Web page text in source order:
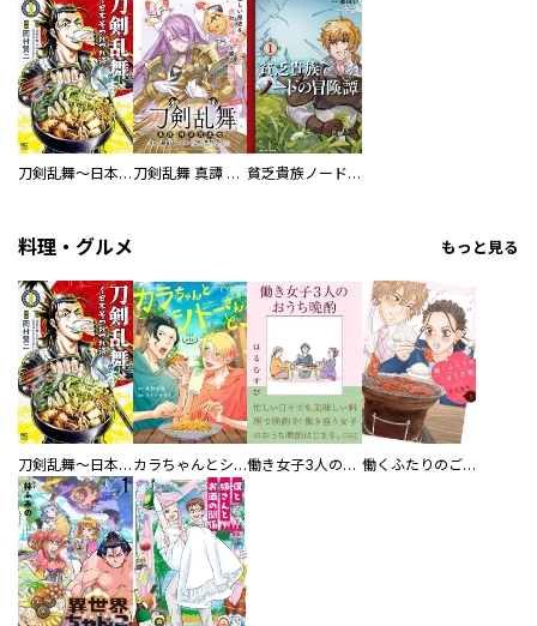
刀剣乱舞～日本号つれづれ酒～ 刀剣乱舞 真譚 蜂須賀虎徹 連載版 貧乏貴族ノードの冒険譚 Nord’s Adventure
料理・グルメ もっと見る
刀剣乱舞～日本号つれづれ酒～ カラちゃんとシトーさんと、 【分冊版】 働き女子3人のおうち晩酌 働くふたりのごほうび飯